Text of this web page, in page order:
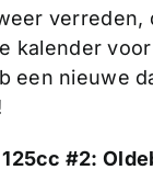
verreden,
kalender
een nieuwe
#2: